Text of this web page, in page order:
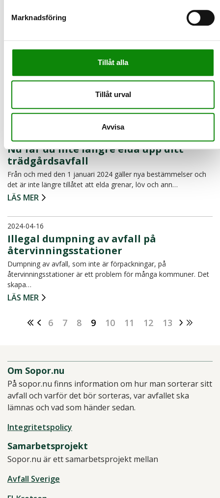
Marknadsföring
Tillåt alla
Tillåt urval
Avvisa
LÄS MER
Så ska du göra med plastkorken på
Det är med anledning av ny EU-lagstiftning, som träder i kraft 1
juli 2024, som korkarna numer sitter fast på plastf…
LÄS MER
Nu får du inte längre elda upp ditt
trädgårdsavfall
Från och med den 1 januari 2024 gäller nya bestämmelser och
det är inte längre tillåtet att elda grenar, löv och ann…
LÄS MER
2024-04-16
Illegal dumpning av avfall på
återvinningsstationer
Dumpning av avfall, som inte är förpackningar, på
återvinningsstationer är ett problem för många kommuner. Det
skapa…
LÄS MER
6 7 8 9 10 11 12 13
Om Sopor.nu
På sopor.nu finns information om hur man sorterar sitt
avfall och varför det bör sorteras, var avfallet ska
lämnas och vad som händer sedan.
Integritetspolicy
Samarbetsprojekt
Sopor.nu är ett samarbetsprojekt mellan
Avfall Sverige